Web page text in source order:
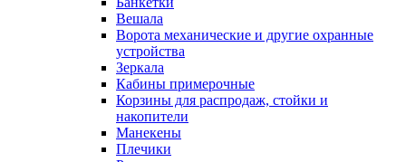
Вешала
Ворота механические и другие охранные
устройства
Зеркала
Кабины примерочные
Корзины для распродаж, стойки и
накопители
Манекены
Плечики